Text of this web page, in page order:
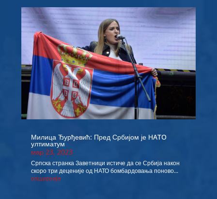
Милица Ђурђевић: Пред Србијом је НATO
ултиматум
мар 23, 2023
Српска странка Заветници истиче да се Србија након
скоро три деценије од НАТО бомбардовања поново...
опширније